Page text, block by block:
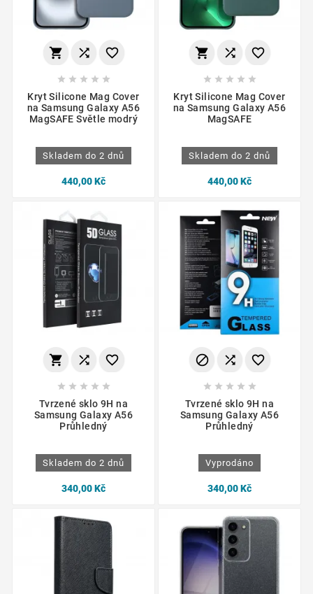
  
    
Kryt Silicone Mag Cover
na Samsung Galaxy A56
MagSAFE Světle modrý
Skladem do 2 dnů
440,00 Kč
  
    
Kryt Silicone Mag Cover
na Samsung Galaxy A56
MagSAFE
Skladem do 2 dnů
440,00 Kč
  
    
Tvrzené sklo 9H na
Samsung Galaxy A56
Průhledný
Skladem do 2 dnů
340,00 Kč
  
    
Tvrzené sklo 9H na
Samsung Galaxy A56
Průhledný
Vyprodáno
340,00 Kč